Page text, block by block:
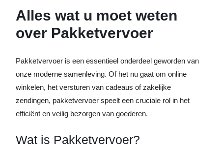
Alles wat u moet weten
over Pakketvervoer
Pakketvervoer is een essentieel onderdeel geworden van
onze moderne samenleving. Of het nu gaat om online
winkelen, het versturen van cadeaus of zakelijke
zendingen, pakketvervoer speelt een cruciale rol in het
efficiënt en veilig bezorgen van goederen.
Wat is Pakketvervoer?